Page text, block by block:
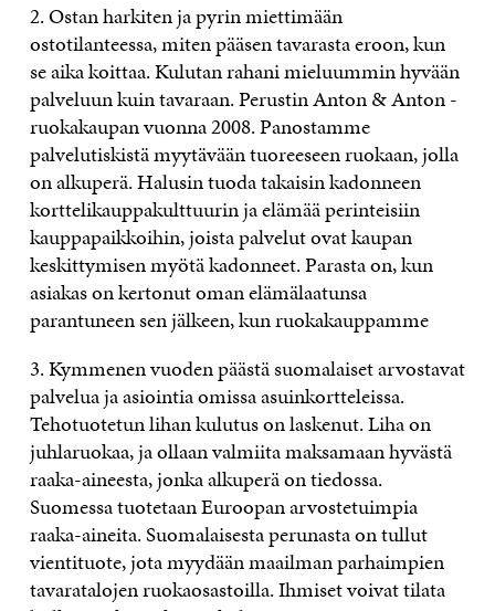
2. Ostan harkiten ja pyrin miettimään
ostotilanteessa, miten pääsen tavarasta eroon, kun
se aika koittaa. Kulutan rahani mieluummin hyvään
palveluun kuin tavaraan. Perustin Anton & Anton -
ruokakaupan vuonna 2008. Panostamme
palvelutiskistä myytävään tuoreeseen ruokaan, jolla
on alkuperä. Halusin tuoda takaisin kadonneen
korttelikauppakulttuurin ja elämää perinteisiin
kauppapaikkoihin, joista palvelut ovat kaupan
keskittymisen myötä kadonneet. Parasta on, kun
asiakas on kertonut oman elämälaatunsa
parantuneen sen jälkeen, kun ruokakauppamme
3. Kymmenen vuoden päästä suomalaiset arvostavat
palvelua ja asiointia omissa asuinkortteleissa.
Tehotuotetun lihan kulutus on laskenut. Liha on
juhlaruokaa, ja ollaan valmiita maksamaan hyvästä
raaka-aineesta, jonka alkuperä on tiedossa.
Suomessa tuotetaan Euroopan arvostetuimpia
raaka-aineita. Suomalaisesta perunasta on tullut
vientituote, jota myydään maailman parhaimpien
tavaratalojen ruokaosastoilla. Ihmiset voivat tilata